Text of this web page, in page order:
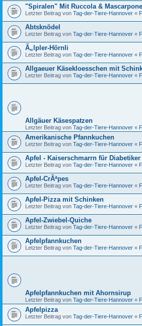
"Spiralen" Mit Ruccola & Mascarpone
Letzter Beitrag von Tag-der-Tiere-Hannover «
Abtsknödel
Letzter Beitrag von Tag-der-Tiere-Hannover «
Ã„lpler-Hörnli
Letzter Beitrag von Tag-der-Tiere-Hannover «
Allgaeuer Käsekloesschen mit
Letzter Beitrag von Tag-der-Tiere-Hannover «
Allgäuer Käsespatzen
Letzter Beitrag von Tag-der-Tiere-Hannover «
Amerikanische Pfannkuchen
Letzter Beitrag von Tag-der-Tiere-Hannover «
Apfel - Kaiserschmarrn für Diabetiker
Letzter Beitrag von Tag-der-Tiere-Hannover «
Apfel-CrÃªpes
Letzter Beitrag von Tag-der-Tiere-Hannover «
Apfel-Pizza mit Schinken
Letzter Beitrag von Tag-der-Tiere-Hannover «
Apfel-Zwiebel-Quiche
Letzter Beitrag von Tag-der-Tiere-Hannover «
Apfelpfannkuchen
Letzter Beitrag von Tag-der-Tiere-Hannover «
Apfelpfannkuchen mit Ahornsirup
Letzter Beitrag von Tag-der-Tiere-Hannover «
Apfelpizza
Letzter Beitrag von Tag-der-Tiere-Hannover «